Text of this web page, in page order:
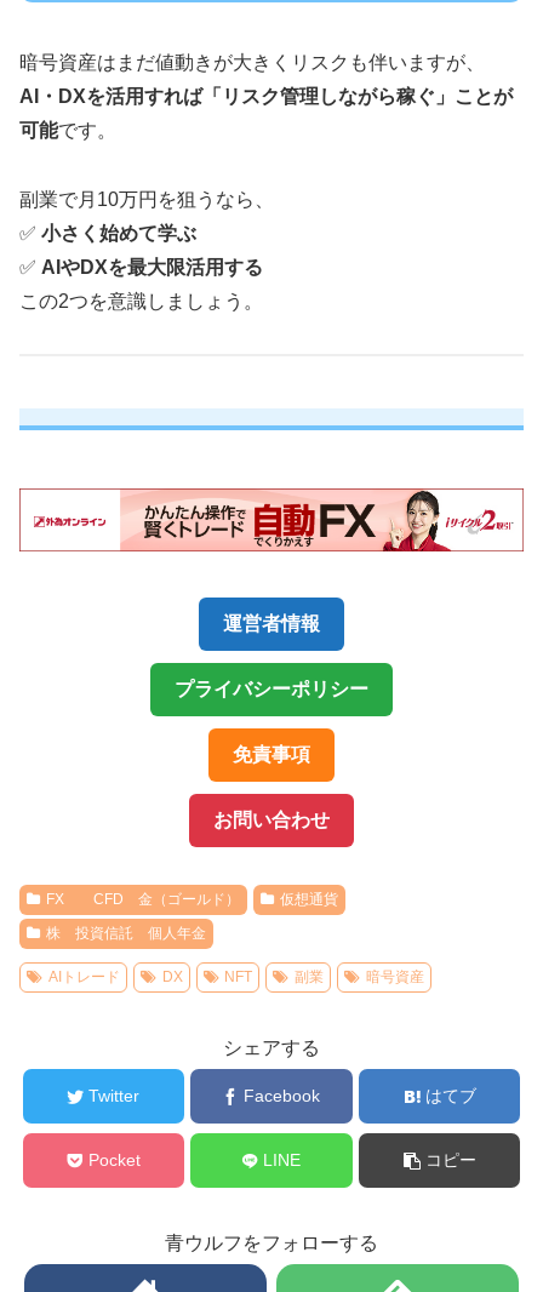
暗号資産はまだ値動きが大きくリスクも伴いますが、
AI・DXを活用すれば「リスク管理しながら稼ぐ」ことが
可能です。
副業で月10万円を狙うなら、
✅ 小さく始めて学ぶ
✅ AIやDXを最大限活用する
この2つを意識しましょう。
運営者情報
プライバシーポリシー
免責事項
お問い合わせ
FX CFD 金（ゴールド）
仮想通貨
株 投資信託 個人年金
AIトレード DX NFT 副業 暗号資産
シェアする
Twitter Facebook はてブ
Pocket LINE コピー
青ウルフをフォローする